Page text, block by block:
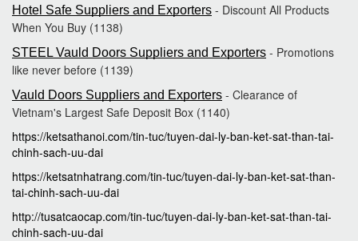
Hotel Safe Suppliers and Exporters - Discount All Products
When You Buy (1138)
STEEL Vauld Doors Suppliers and Exporters - Promotions
like never before (1139)
Vauld Doors Suppliers and Exporters - Clearance of
Vietnam's Largest Safe Deposit Box (1140)
https://ketsathanoi.com/tin-tuc/tuyen-dai-ly-ban-ket-sat-than-tai-
chinh-sach-uu-dai
https://ketsatnhatrang.com/tin-tuc/tuyen-dai-ly-ban-ket-sat-than-
tai-chinh-sach-uu-dai
http://tusatcaocap.com/tin-tuc/tuyen-dai-ly-ban-ket-sat-than-tai-
chinh-sach-uu-dai